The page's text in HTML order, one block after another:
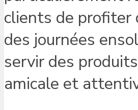
clients de profiter
des journées
servir des
amicale et